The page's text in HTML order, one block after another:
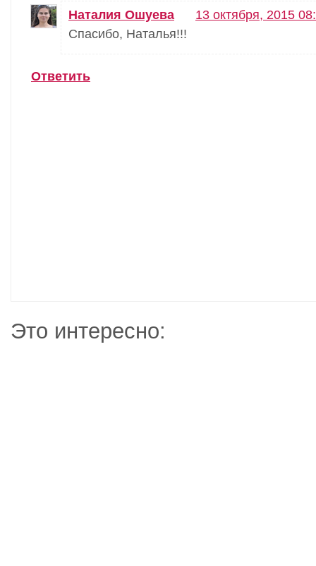
Наталия Ошуева
13 октября, 2015
Спасибо, Наталья!!!
Ответить
Это интересно: